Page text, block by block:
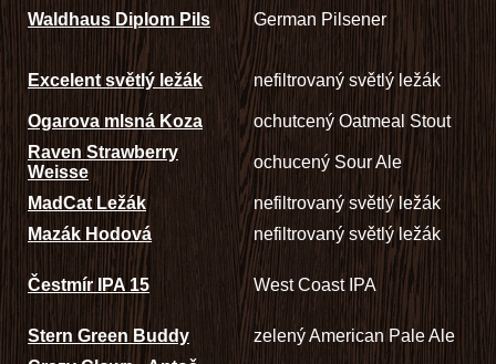
Waldhaus Diplom Pils German Pilsener
Excelent světlý ležák nefiltrovaný světlý ležák
Ogarova mlsná Koza
ochutcený Oatmeal Stout
Raven Strawberry
Weisse
ochucený Sour Ale
MadCat Ležák
nefiltrovaný světlý ležák
Mazák Hodová
nefiltrovaný světlý ležák
Čestmír IPA 15 West Coast IPA
Stern Green Buddy
zelený American Pale Ale